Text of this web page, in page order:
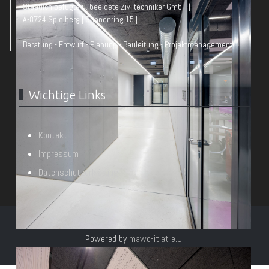
| Staatlich befugte u. beeidete Ziviltechniker GmbH |
| A-8724 Spielberg | Sonnenring 15 |
| Beratung - Entwurf - Planung - Bauleitung - Projektmanagement |
Wichtige Links
Kontakt
Impressum
Datenschutzerklärung
© Architekt DI Heimo Wieser & Partner 2026
Powered by mawo-it.at e.U.